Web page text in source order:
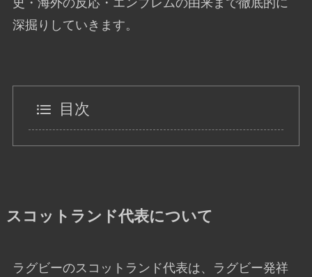
深掘りしていきます。
目次
スコットランド代表について
ラグビーのスコットランド代表は、ラグビー発祥